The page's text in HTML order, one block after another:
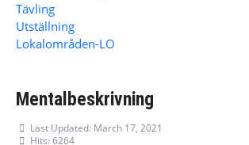
Tävling
Utställning
Lokalområden-LO
Mentalbeskrivning
Last Updated: March 17, 2021
Hits: 6264